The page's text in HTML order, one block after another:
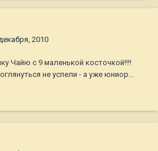
2010
Чайю с 9 маленькой косточкой!!!!
не успели - а уже юниор...